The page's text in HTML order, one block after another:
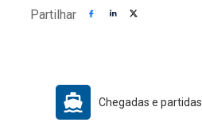
Partilhar
Chegadas e partidas